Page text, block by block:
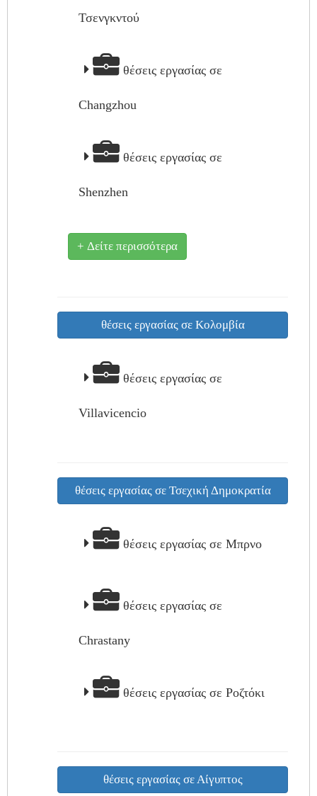
Τσενγκντού
θέσεις εργασίας σε
Changzhou
θέσεις εργασίας σε
Shenzhen
+ Δείτε περισσότερα
θέσεις εργασίας σε Κολομβία
θέσεις εργασίας σε
Villavicencio
θέσεις εργασίας σε Τσεχική Δημοκρατία
θέσεις εργασίας σε Μπρνο
θέσεις εργασίας σε
Chrastany
θέσεις εργασίας σε Ροζτόκι
θέσεις εργασίας σε Αίγυπτος